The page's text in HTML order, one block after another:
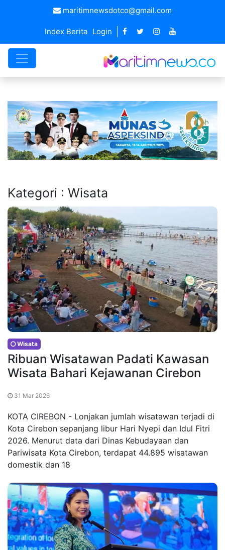
maritimnewsdotco@gmail.com
Index Berita Login
Kategori : Wisata
Wisata
Ribuan Wisatawan Padati Kawasan
Wisata Bahari Kejawanan Cirebon
31 Mar 2026
KOTA CIREBON - Lonjakan jumlah wisatawan terjadi di
Kota Cirebon sepanjang libur Hari Nyepi dan Idul Fitri
2026. Menurut data dari Dinas Kebudayaan dan
Pariwisata Kota Cirebon, terdapat 44.895 wisatawan
domestik dan 18